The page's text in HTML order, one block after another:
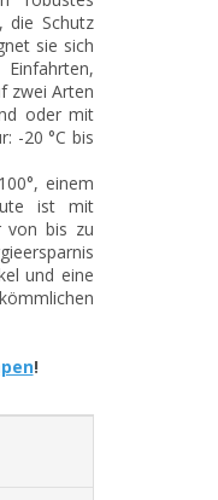
die Schutz
sie sich
zwei Arten
oder mit
-20 °C bis
einem
ist mit
von bis zu
und eine
!